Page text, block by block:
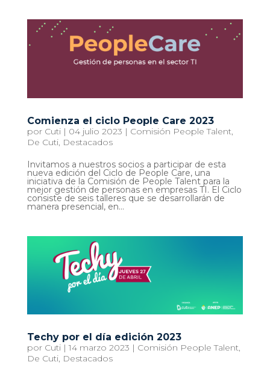
Comienza el ciclo People Care 2023
por Cuti| 04 julio 2023 | Comisión People Talent,
De Cuti, Destacados
Invitamos a nuestros socios a participar de esta
nueva edición del Ciclo de People Care, una
iniciativa de la Comisión de People Talent para la
mejor gestión de personas en empresas TI. El Ciclo
consiste de seis talleres que se desarrollarán de
manera presencial, en...
Techy por el día edición 2023
por Cuti|14 marzo 2023 | Comisión People Talent,
De Cuti, Destacados